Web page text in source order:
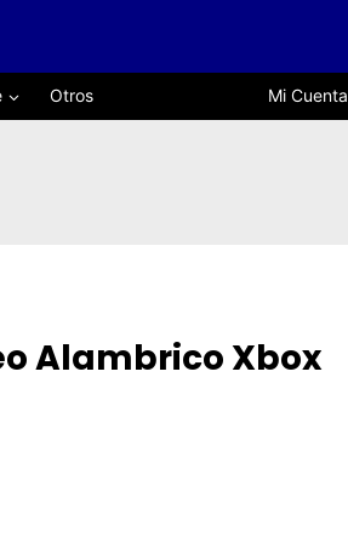
Otros Mi Cuenta
Alambrico Xbox